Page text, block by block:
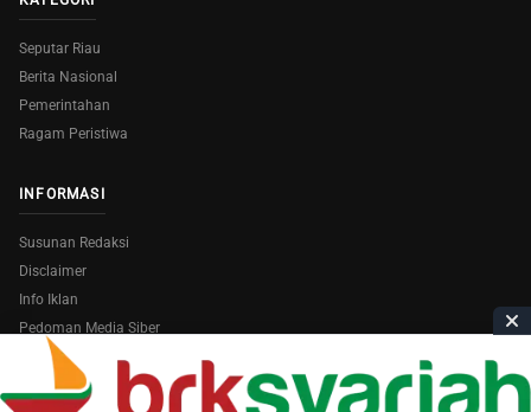
Seputar Riau
Berita Nasional
Pemerintahan
Ragam Peristiwa
INFORMASI
Susunan Redaksi
Disclaimer
Info Iklan
Pedoman Media Siber